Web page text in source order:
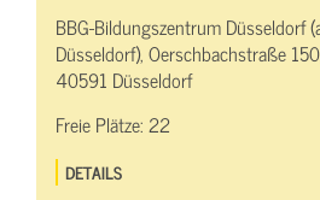
BBG-Bildungszentrum Düsseldorf
Düsseldorf), Oerschbachstraße
40591 Düsseldorf
Freie Plätze:22
DETAILS